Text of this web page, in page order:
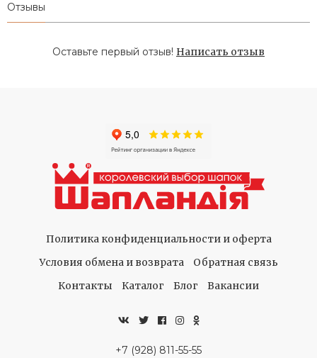
Отзывы
Оставьте первый отзыв! Написать отзыв
Политика конфиденциальности и оферта
Условия обмена и возврата
Обратная связь
Контакты
Каталог Блог Вакансии
+7 (928) 811-55-55